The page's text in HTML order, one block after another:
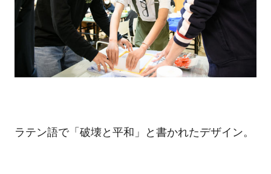
ラテン語で「破壊と平和」と書かれたデザイン。